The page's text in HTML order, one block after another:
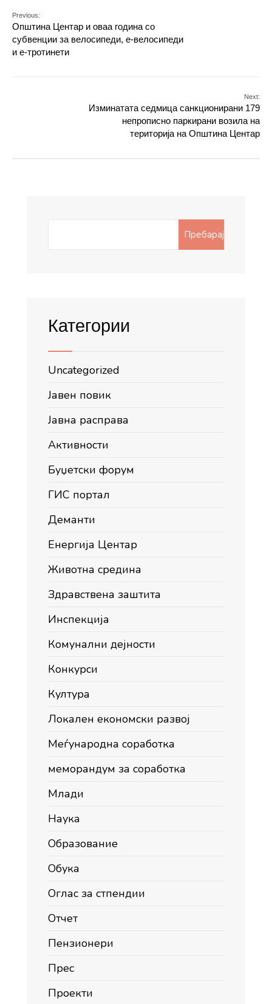
Previous:
Општина Центар и оваа година со
субвенции за велосипеди, е-велосипеди
и е-тротинети
Next:
Изминатата седмица санкционирани 179
непрописно паркирани возила на
територија на Општина Центар
Пребарај
Категории
Uncategorized
Јавен повик
Јавна расправа
Активности
Буџетски форум
ГИС портал
Деманти
Енергија Центар
Животна средина
Здравствена заштита
Инспекција
Комунални дејности
Конкурси
Култура
Локален економски развој
Меѓународна соработка
меморандум за соработка
Млади
Наука
Образование
Обука
Оглас за стпендии
Отчет
Пензионери
Прес
Проекти